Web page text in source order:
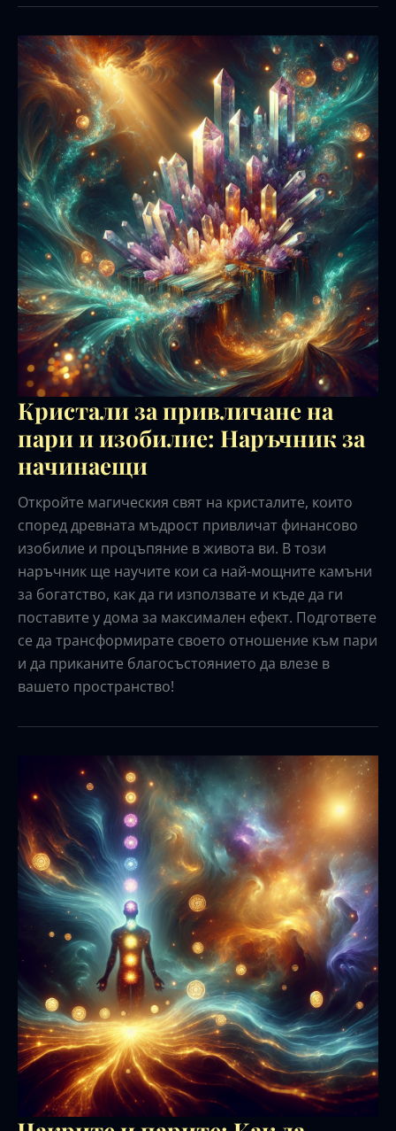
Кристали за привличане на
пари и изобилие: Наръчник за
начинаещи
Откройте магическия свят на кристалите, които
според древната мъдрост привличат финансово
изобилие и процъпяние в живота ви. В този
наръчник ще научите кои са най-мощните камъни
за богатство, как да ги използвате и къде да ги
поставите у дома за максимален ефект. Подгответе
се да трансформирате своето отношение към пари
и да приканите благосъстоянието да влезе в
вашето пространство!